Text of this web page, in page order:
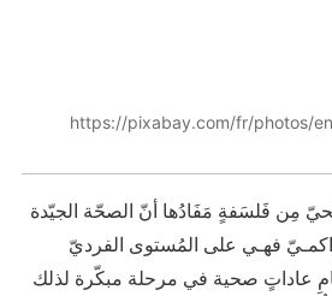
https://pixabay.com/fr/photos/
مِن فَلسَفةٍ مَفَادُها أنّ الصحّة الجيّدة
فهـي على المُستوى الفرديّ
عاداتٍ صحية في مرحلة مبكّرة لذلك